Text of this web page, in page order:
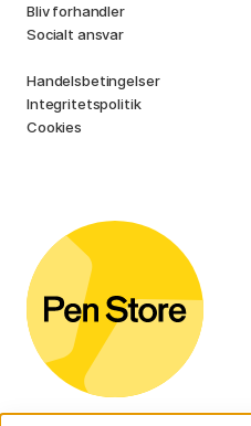
Bliv forhandler
Socialt ansvar
Handelsbetingelser
Integritetspolitik
Cookies